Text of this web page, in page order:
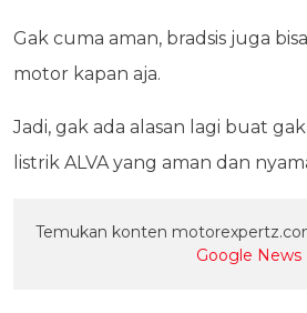
Gak cuma aman, bradsis juga
motor kapan aja.
Jadi, gak ada alasan lagi buat
listrik ALVA yang aman dan
Temukan konten
Google News